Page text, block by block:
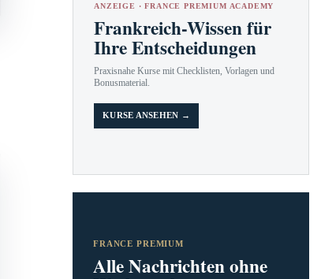
ANZEIGE · FRANCE PREMIUM ACADEMY
Frankreich-Wissen für
Ihre Entscheidungen
Praxisnahe Kurse mit Checklisten, Vorlagen und
Bonusmaterial.
KURSE ANSEHEN →
FRANCE PREMIUM
Alle Nachrichten ohne